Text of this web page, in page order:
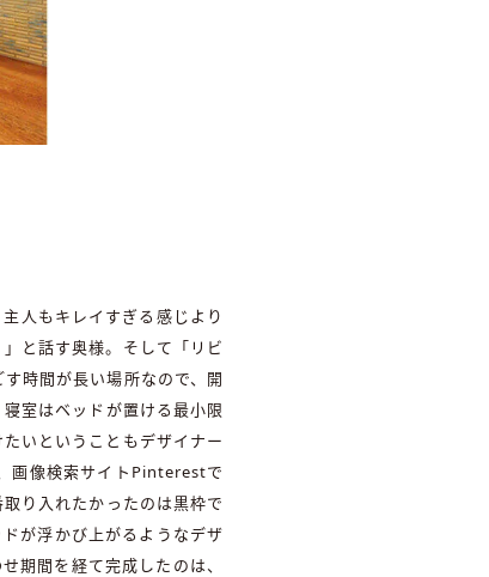
人もキレイすぎる感じより
と話す奥様。そして「リビ
時間が長い場所なので、開
室はベッドが置ける最小限
いということもデザイナー
画像検索サイトPinterestで
り入れたかったのは黒枠で
が浮かび上がるようなデザ
期間を経て完成したのは、